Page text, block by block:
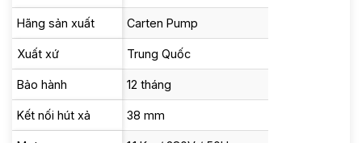
Hãng sản xuất Carten Pump
Xuất xứ Trung Quốc
Bảo hành 12 tháng
Kết nối hút xả 38 mm